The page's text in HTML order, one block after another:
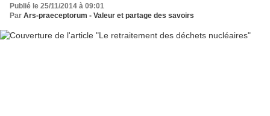
Publié le 25/11/2014 à 09:01
Par Ars-praeceptorum - Valeur et partage des savoirs